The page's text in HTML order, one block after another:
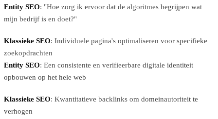
Entity SEO: "Hoe zorg ik ervoor dat de algoritmes begrijpen wat
mijn bedrijf is en doet?"
Klassieke SEO: Individuele pagina's optimaliseren voor specifieke
zoekopdrachten
Entity SEO: Een consistente en verifieerbare digitale identiteit
opbouwen op het hele web
Klassieke SEO: Kwantitatieve backlinks om domeinautoriteit te
verhogen